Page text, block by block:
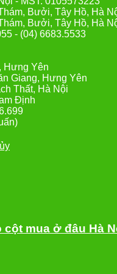
Bưởi, Tây Hồ, Hà
Bưởi, Tây Hồ, Hà
- (04) 6683.5533
Hưng Yên
Giang, Hưng Yên
Thất, Hà Nội
Định
mua ở đâu Hà